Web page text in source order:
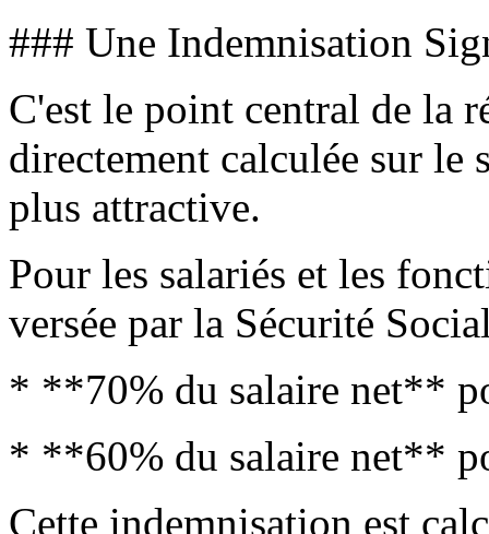
### Une Indemnisation
C'est le point central de la
directement calculée sur le
plus attractive.
Pour les salariés et les
versée par la Sécurité
* **70% du salaire net**
* **60% du salaire net**
Cette indemnisation est